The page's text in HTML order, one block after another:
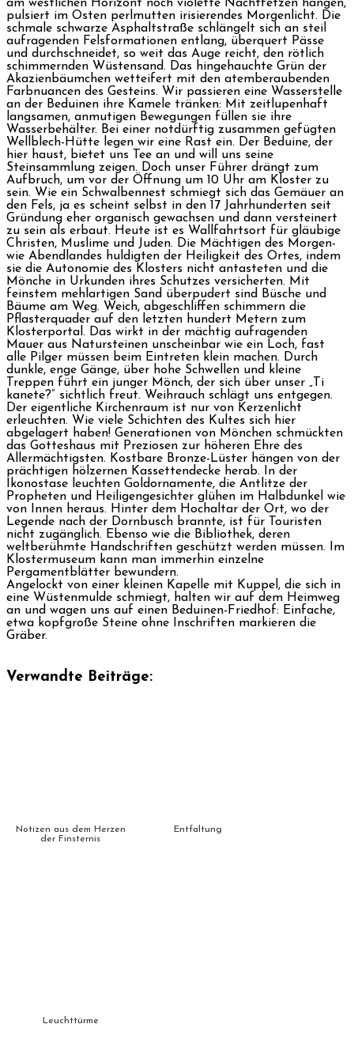
am westlichen Horizont noch violette Nachtfetzen hängen,
pulsiert im Osten perlmutten irisierendes Morgenlicht. Die
schmale schwarze Asphaltstraße schlängelt sich an steil
aufragenden Felsformationen entlang, überquert Pässe
und durchschneidet, so weit das Auge reicht, den rötlich
schimmernden Wüstensand. Das hingehauchte Grün der
Akazienbäumchen wetteifert mit den atemberaubenden
Farbnuancen des Gesteins. Wir passieren eine Wasserstelle
an der Beduinen ihre Kamele tränken: Mit zeitlupenhaft
langsamen, anmutigen Bewegungen füllen sie ihre
Wasserbehälter. Bei einer notdürftig zusammen gefügten
Wellblech-Hütte legen wir eine Rast ein. Der Beduine, der
hier haust, bietet uns Tee an und will uns seine
Steinsammlung zeigen. Doch unser Führer drängt zum
Aufbruch, um vor der Öffnung um 10 Uhr am Kloster zu
sein. Wie ein Schwalbennest schmiegt sich das Gemäuer an
den Fels, ja es scheint selbst in den 17 Jahrhunderten seit
Gründung eher organisch gewachsen und dann versteinert
zu sein als erbaut. Heute ist es Wallfahrtsort für gläubige
Christen, Muslime und Juden. Die Mächtigen des Morgen-
wie Abendlandes huldigten der Heiligkeit des Ortes, indem
sie die Autonomie des Klosters nicht antasteten und die
Mönche in Urkunden ihres Schutzes versicherten. Mit
feinstem mehlartigen Sand überpudert sind Büsche und
Bäume am Weg. Weich, abgeschliffen schimmern die
Pflasterquader auf den letzten hundert Metern zum
Klosterportal. Das wirkt in der mächtig aufragenden
Mauer aus Natursteinen unscheinbar wie ein Loch, fast
alle Pilger müssen beim Eintreten klein machen. Durch
dunkle, enge Gänge, über hohe Schwellen und kleine
Treppen führt ein junger Mönch, der sich über unser „Ti
kanete?“ sichtlich freut. Weihrauch schlägt uns entgegen.
Der eigentliche Kirchenraum ist nur von Kerzenlicht
erleuchten. Wie viele Schichten des Kultes sich hier
abgelagert haben! Generationen von Mönchen schmückten
das Gotteshaus mit Preziosen zur höheren Ehre des
Allermächtigsten. Kostbare Bronze-Lüster hängen von der
prächtigen hölzernen Kassettendecke herab. In der
Ikonostase leuchten Goldornamente, die Antlitze der
Propheten und Heiligengesichter glühen im Halbdunkel wie
von Innen heraus. Hinter dem Hochaltar der Ort, wo der
Legende nach der Dornbusch brannte, ist für Touristen
nicht zugänglich. Ebenso wie die Bibliothek, deren
weltberühmte Handschriften geschützt werden müssen. Im
Klostermuseum kann man immerhin einzelne
Pergamentblätter bewundern.
Angelockt von einer kleinen Kapelle mit Kuppel, die sich in
eine Wüstenmulde schmiegt, halten wir auf dem Heimweg
an und wagen uns auf einen Beduinen-Friedhof: Einfache,
etwa kopfgroße Steine ohne Inschriften markieren die
Gräber.
Verwandte Beiträge:
Notizen aus dem Herzen
der Finsternis
Entfaltung
Leuchttürme